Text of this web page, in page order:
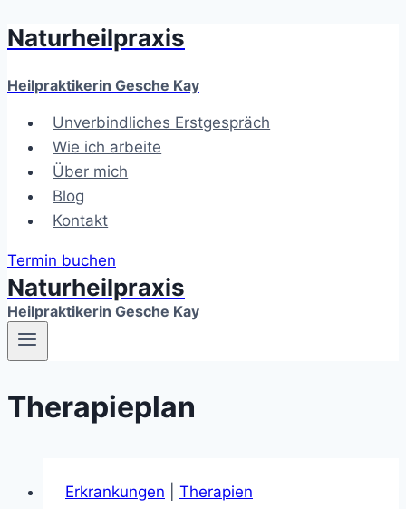
Zum
springen
Naturheilpraxis
Heilpraktikerin Gesche Kay
Unverbindliches Erstgespräch
Wie ich arbeite
Über mich
Blog
Kontakt
Termin buchen
Naturheilpraxis
Heilpraktikerin Gesche Kay
Therapieplan
Erkrankungen Therapien